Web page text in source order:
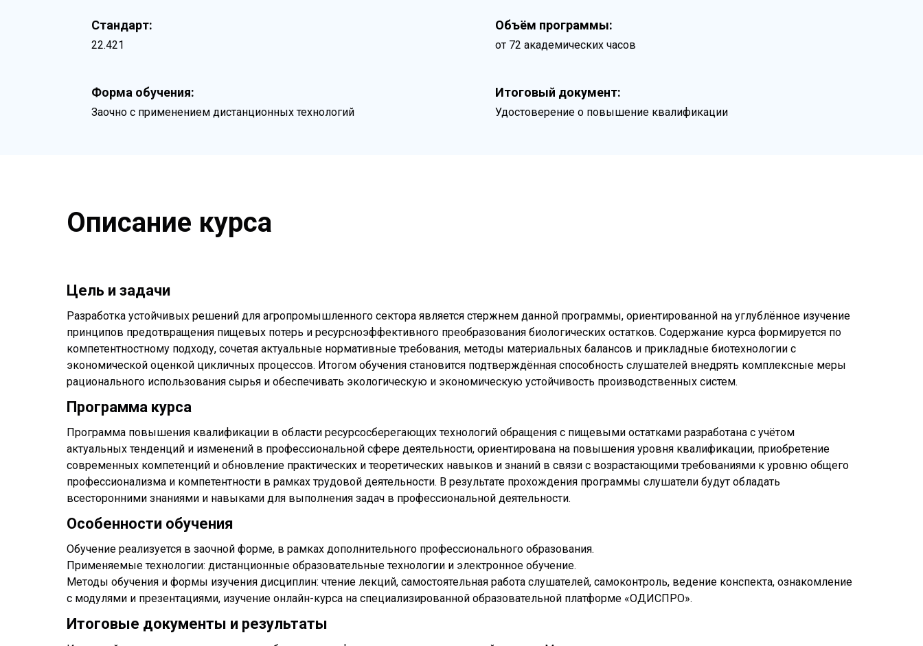
Стандарт:
22.421
Объём программы:
от 72 академических часов
Форма обучения:
Заочно с применением дистанционных технологий
Итоговый документ:
Удостоверение о повышение квалификации
Описание курса
Цель и задачи
Разработка устойчивых решений для агропромышленного сектора является стержнем данной программы, ориентированной на углублённое изучение
принципов предотвращения пищевых потерь и ресурсноэффективного преобразования биологических остатков. Содержание курса формируется по
компетентностному подходу, сочетая актуальные нормативные требования, методы материальных балансов и прикладные биотехнологии с
экономической оценкой цикличных процессов. Итогом обучения становится подтверждённая способность слушателей внедрять комплексные меры
рационального использования сырья и обеспечивать экологическую и экономическую устойчивость производственных систем.
Программа курса
Программа повышения квалификации в области ресурсосберегающих технологий обращения с пищевыми остатками разработана с учётом
актуальных тенденций и изменений в профессиональной сфере деятельности, ориентирована на повышения уровня квалификации, приобретение
современных компетенций и обновление практических и теоретических навыков и знаний в связи с возрастающими требованиями к уровню общего
профессионализма и компетентности в рамках трудовой деятельности. В результате прохождения программы слушатели будут обладать
всесторонними знаниями и навыками для выполнения задач в профессиональной деятельности.
Особенности обучения
Обучение реализуется в заочной форме, в рамках дополнительного профессионального образования.
Применяемые технологии: дистанционные образовательные технологии и электронное обучение.
Методы обучения и формы изучения дисциплин: чтение лекций, самостоятельная работа слушателей, самоконтроль, ведение конспекта, ознакомление
с модулями и презентациями, изучение онлайн-курса на специализированной образовательной платформе «ОДИСПРО».
Итоговые документы и результаты